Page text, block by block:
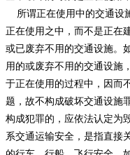
所谓正在使用中的交通设
正在使用之中，而不是正在
或已废弃不用的交通设施。
用的或废弃不用的交通设施
于正在使用的过程中，因而
题，故不构成破坏交通设施
构成犯罪的，应依法认定为
系交通运输安全，是指直接